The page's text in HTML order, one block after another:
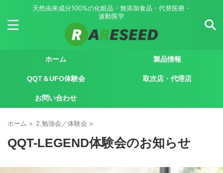
天然由来成分100%の化粧品・無添加食品・代替医療・
波動医学
ホーム 製品情報
QQT＆UFO体験会 取次店・代理店
お問い合わせ
ホーム > 2.勉強会／体験会 >
QQT-LEGEND体験会のお知らせ